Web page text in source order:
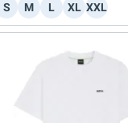
S M L XL XXL